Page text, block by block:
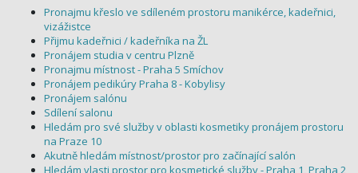
Pronajmu křeslo ve sdíleném prostoru manikérce, kadeřnici,
vizážistce
Přijmu kadeřnici / kadeřníka na ŽL
Pronájem studia v centru Plzně
Pronajmu místnost - Praha 5 Smíchov
Pronájem pedikúry Praha 8 - Kobylisy
Pronájem salónu
Sdílení salonu
Hledám pro své služby v oblasti kosmetiky pronájem prostoru
na Praze 10
Akutně hledám místnost/prostor pro začínající salón
Hledám vlasti prostor pro kosmetické služby - Praha 1, Praha 2